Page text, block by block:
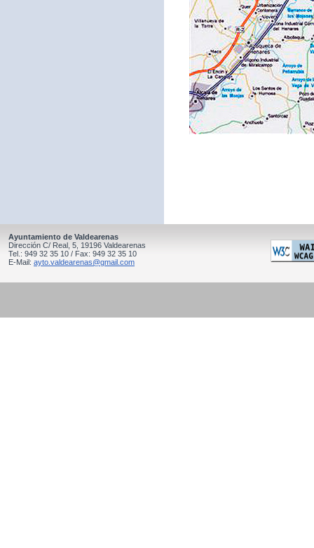
Ayuntamiento de Valdearenas
Dirección C/ Real, 5, 19196 Valdearenas
Tel.: 949 32 35 10 / Fax: 949 32 35 10
E-Mail: ayto.valdearenas@gmail.com